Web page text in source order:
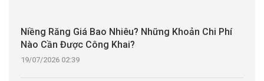
Niềng Răng Giá Bao Nhiêu? Những Khoản Chi Phí
Nào Cần Được Công Khai?
19/07/2026 02:39